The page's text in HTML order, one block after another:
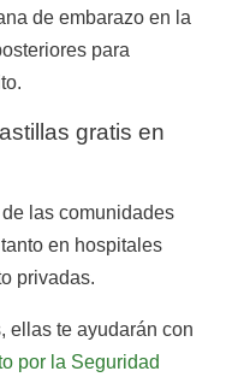
de embarazo en la
para
gratis en
las comunidades
en hospitales
privadas.
ellas te ayudarán con
por la Seguridad